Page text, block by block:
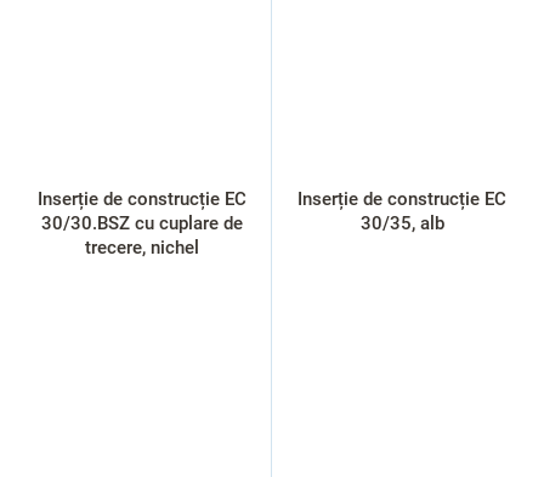
Inserție de construcție EC
30/30.BSZ cu cuplare de
trecere, nichel
Inserție de construcție EC
30/35, alb